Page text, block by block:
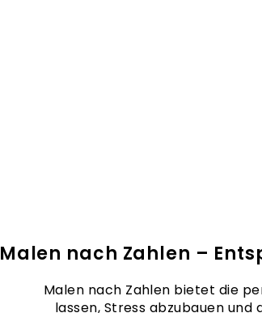
Malen nach Zahlen –
Malen nach Zahlen bietet die
lassen, Stress abzubauen